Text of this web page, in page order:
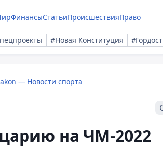
ФинансыСтатьиПроисшествияПраво
#Новая Конституция
— Новости спорта
на ЧМ-2022